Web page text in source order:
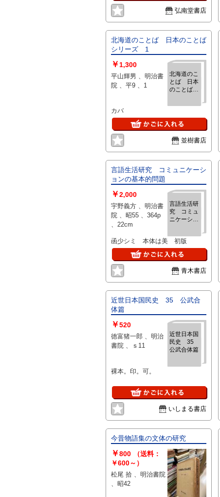
弘南堂書店
北海道のことば 日本のことば
シリーズ 1
北海道のこ
とば 日本
のことばシ
￥ 1,300
平山輝男 、明治書
院 、平9 、1
カバ
並樹書店
言語生活研究 コミュニケーシ
ョンの基本的問題
言語生活研
究 コミュ
ニケーショ
問題
￥2,000
宇野義方 、明治書
院 、昭55 、364p
、22cm
函少シミ 本体は美 初版
青木書店
近世日本国民史 35 公武合
体篇
近世日本国
民史 35
公武合体篇
￥520
徳富猪一郎 、明治
書院 、ｓ11
裸本。印。可。
いしまる書店
今昔物語集の文体の研究
￥800
（送料：
￥600～）
松尾 拾 、明治書院
、昭42